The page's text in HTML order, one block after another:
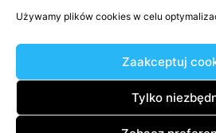
Używamy plików cookies w celu
Zaakceptuj
Tylko
Kategorie
Kategorie